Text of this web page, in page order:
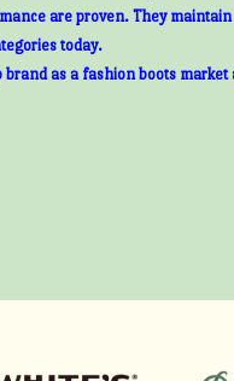
are proven. They
today.
as a fashion boots market